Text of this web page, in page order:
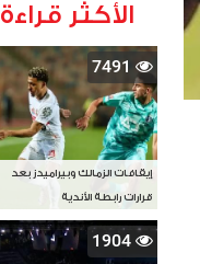
الأكثر قراءة
7491
إيقافات الزمالك وبيراميدز بعد
قرارات رابطة الأندية
1904